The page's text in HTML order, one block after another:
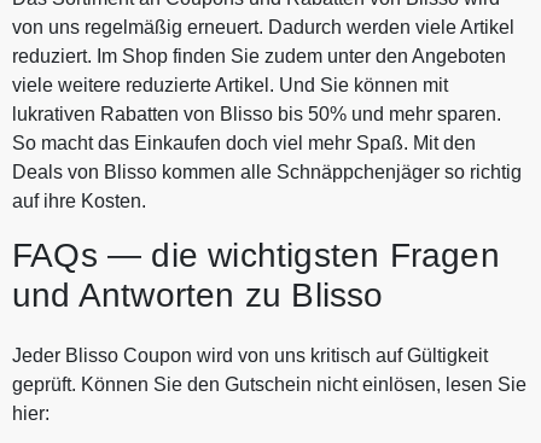
von uns regelmäßig erneuert. Dadurch werden viele Artikel
reduziert. Im Shop finden Sie zudem unter den Angeboten
viele weitere reduzierte Artikel. Und Sie können mit
lukrativen Rabatten von Blisso bis 50% und mehr sparen.
So macht das Einkaufen doch viel mehr Spaß. Mit den
Deals von Blisso kommen alle Schnäppchenjäger so richtig
auf ihre Kosten.
FAQs — die wichtigsten Fragen
und Antworten zu Blisso
Jeder Blisso Coupon wird von uns kritisch auf Gültigkeit
geprüft. Können Sie den Gutschein nicht einlösen, lesen Sie
hier: